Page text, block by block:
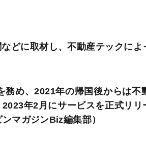
どに取材し、不動産テックによ
め、2021年の帰国後からは不
年2月にサービスを正式リ
マガジンBiz編集部）